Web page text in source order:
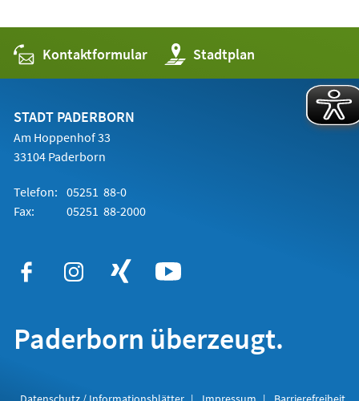
Kontaktformular Stadtplan
(Öffnet
in
einem
STADT PADERBORN
Am Hoppenhof 33
33104 Paderborn
Telefon: 05251 88-0
Fax:
05251 88-2000
Paderborn überzeugt.